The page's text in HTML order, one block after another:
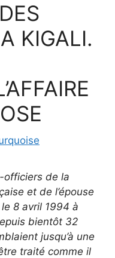
KIGALI.
officiers de la
et de l’épouse
le 8 avril 1994 à
bientôt 32
jusqu’à une
traité comme il